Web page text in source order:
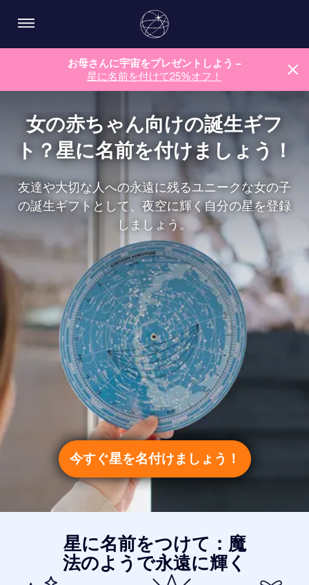
お母さんに宇宙をプレゼントしよう –
星に名前を付けて25%オフ！
女の赤ちゃん向けの誕生ギフ
ト？星に名前を付けましょう！
友達や大切な人への永遠に残るユニークな女の子
の誕生ギフトとして、夜空に輝く自分の星を登録
しましょう。
今すぐ星を名付けましょう！
星に名前をつけて：魔
法のようで永遠に輝く